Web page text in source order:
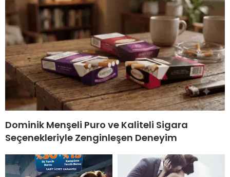
Dominik Menşeli Puro ve Kaliteli Sigara
Seçenekleriyle Zenginleşen Deneyim